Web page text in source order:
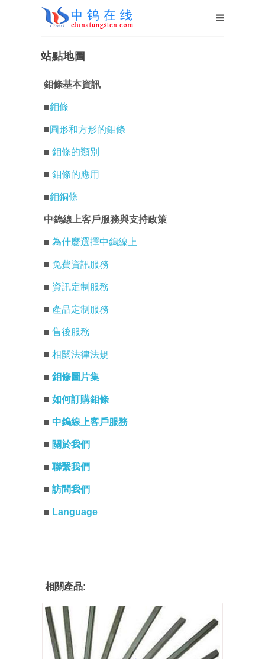
站點地圖
鉬條基本資訊
■鉬條
■圓形和方形的鉬條
■ 鉬條的類別
■ 鉬條的應用
■鉬銅條
中鎢線上客戶服務與支持政策
■ 為什麼選擇中鎢線上
■ 免費資訊服務
■ 資訊定制服務
■ 產品定制服務
■ 售後服務
■ 相關法律法規
■ 鉬條圖片集
■ 如何訂購鉬條
■ 中鎢線上客戶服務
■ 關於我們
■ 聯繫我們
■ 訪問我們
■ Language
相關產品: